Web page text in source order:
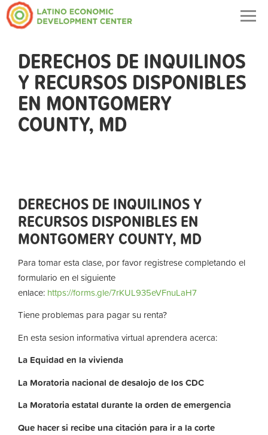
DERECHOS DE INQUILINOS
Y RECURSOS DISPONIBLES
EN MONTGOMERY
COUNTY, MD
DERECHOS DE INQUILINOS Y
RECURSOS DISPONIBLES EN
MONTGOMERY COUNTY, MD
Para tomar esta clase, por favor registrese completando el
formulario en el siguiente
enlace: https://forms.gle/7rKUL935eVFnuLaH7
Tiene problemas para pagar su renta?
En esta sesion informativa virtual aprendera acerca:
La Equidad en lavivienda
La Moratoria nacional de desalojo de los CDC
La Moratoriaestatal durante laorden deemergencia
Que hacer si recibe una citación para ir a la corte